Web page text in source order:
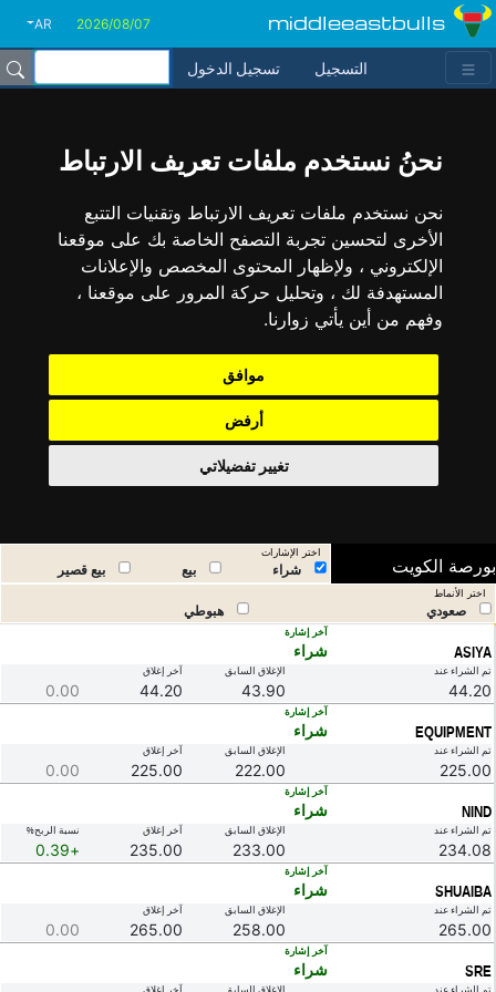
نحنُ نستخدم ملفات تعريف الارتباط
نحن نستخدم ملفات تعريف الارتباط وتقنيات التتبع
الأخرى لتحسين تجربة التصفح الخاصة بك على موقعنا
الإلكتروني ، ولإظهار المحتوى المخصص والإعلانات
المستهدفة لك ، وتحليل حركة المرور على موقعنا ،
وفهم من أين يأتي زوارنا.
موافق
أرفض
تغيير تفضيلاتي
middleeastbulls
AR
التسجيل تسجيل الدخول
الكويت
اختر الإشارات
شراء بيع بيع قصير
اختر الأنماط
صعودي هبوطي
ASIYA
آخر إشارة
شراء
تم الشراء عند
44.20
الإغلاق السابق
43.90
آخر إغلاق
44.20
0.00
EQUIPMENT
آخر إشارة
شراء
تم الشراء عند
225.00
الإغلاق السابق
222.00
آخر إغلاق
225.00
0.00
NIND
آخر إشارة
شراء
تم الشراء عند
234.08
الإغلاق السابق
233.00
آخر إغلاق
235.00
نسبة الربح%
+0.39
SHUAIBA
آخر إشارة
شراء
تم الشراء عند
265.00
الإغلاق السابق
258.00
آخر إغلاق
265.00
0.00
SRE
آخر إشارة
شراء
تم الشراء عند الإغلاق السابق آخر إغلاق